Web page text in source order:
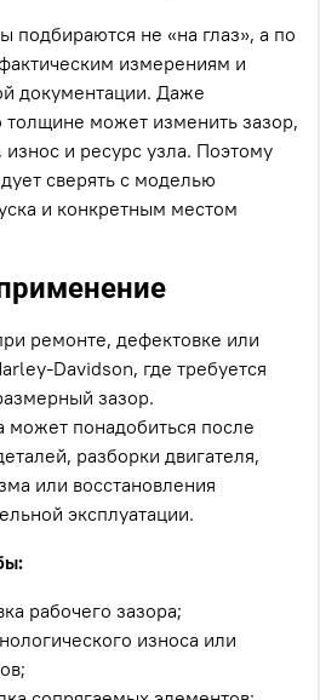
подбираются не «на глаз», а по
измерениям и
документации. Даже
может изменить зазор,
и ресурс узла. Поэтому
сверять с моделью
и конкретным местом
ремонте, дефектовке или
Davidson, где требуется
зазор.
может понадобиться после
разборки двигателя,
или восстановления
эксплуатации.
рабочего зазора;
износа или